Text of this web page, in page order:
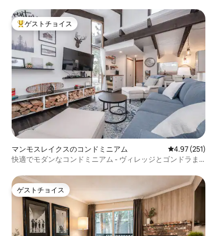
大好評のゲストチョイスです。
ゲストチョイス
マンモスレイクスのコンドミニアム レビュー251
4.97 (251)
快適でモダンなコンドミニアム - ヴィレッジとゴンドラま
ゲストチョイス
ゲストチョイス